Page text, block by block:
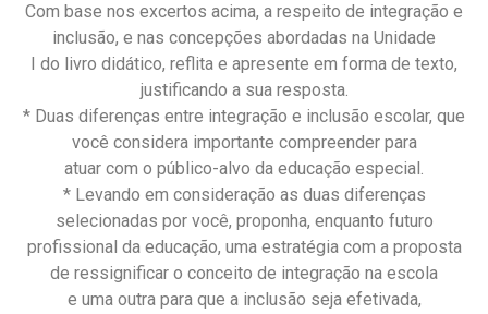
Com base nos excertos acima, a respeito de integração e
inclusão, e nas concepções abordadas na Unidade
I do livro didático, reflita e apresente em forma de texto,
justificando a sua resposta.
* Duas diferenças entre integração e inclusão escolar, que
você considera importante compreender para
atuar com o público-alvo da educação especial.
* Levando em consideração as duas diferenças
selecionadas por você, proponha, enquanto futuro
profissional da educação, uma estratégia com a proposta
de ressignificar o conceito de integração na escola
e uma outra para que a inclusão seja efetivada,